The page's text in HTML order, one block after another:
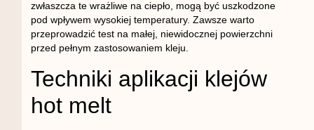
zwłaszcza te wrażliwe na ciepło, mogą być uszkodzone
pod wpływem wysokiej temperatury. Zawsze warto
przeprowadzić test na małej, niewidocznej powierzchni
przed pełnym zastosowaniem kleju.
Techniki aplikacji klejów
hot melt